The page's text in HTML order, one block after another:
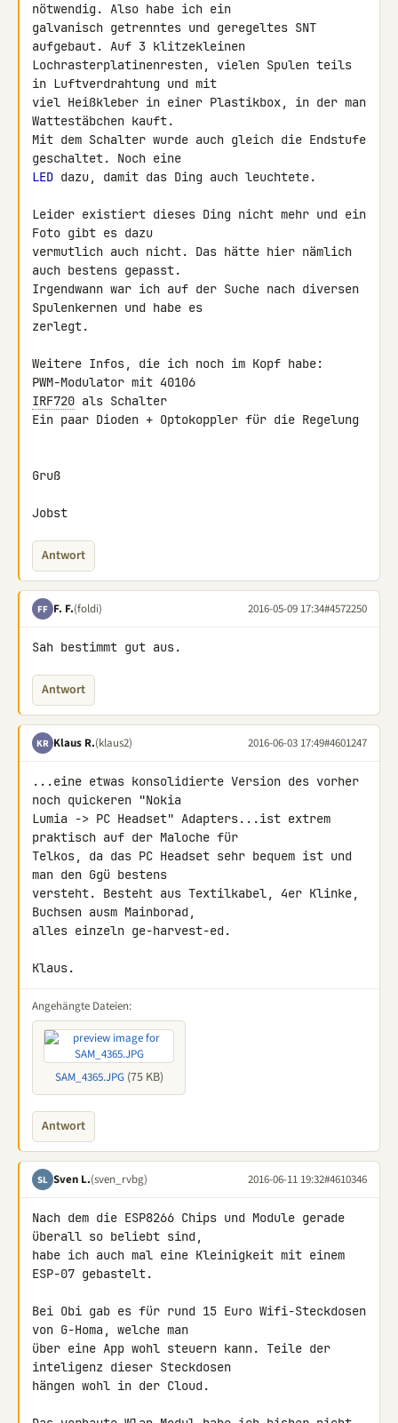
nötwendig. Also habe ich ein
galvanisch getrenntes und geregeltes SNT
aufgebaut. Auf 3 klitzekleinen
Lochrasterplatinenresten, vielen Spulen teils
in Luftverdrahtung und mit
viel Heißkleber in einer Plastikbox, in der man
Wattestäbchen kauft.
Mit dem Schalter wurde auch gleich die Endstufe
LED dazu, damit das Ding auch leuchtete.
Leider existiert dieses Ding nicht mehr und ein
Foto gibt es dazu
vermutlich auch nicht. Das hätte hier nämlich
auch bestens gepasst.
Irgendwann war ich auf der Suche nach diversen
Spulenkernen und habe es
zerlegt.
Weitere Infos, die ich noch im Kopf habe:
IRF720 als Schalter
Ein paar Dioden + Optokoppler für die Regelung
Gruß
Jobst
Antwort
FF F. F.(foldi) 2016-05-09 17:34#4572250
Sah bestimmt gut aus.
Antwort
KR Klaus R.(klaus2) 2016-06-03 17:49#4601247
...eine etwas konsolidierte Version des vorher
noch quickeren "Nokia
Lumia -> PC Headset" Adapters...ist extrem
praktisch auf der Maloche für
Telkos, da das PC Headset sehr bequem ist und
man den Ggü bestens
versteht. Besteht aus Textilkabel, 4er Klinke,
Buchsen ausm Mainborad,
alles einzeln ge-harvest-ed.
Klaus.
Angehängte Dateien:
SAM_4365.JPG(75 KB)
Antwort
SL Sven L.(sven_rvbg) 2016-06-11 19:32#4610346
Nach dem die ESP8266 Chips und Module gerade
überall so beliebt sind,
habe ich auch mal eine Kleinigkeit mit einem
ESP-07 gebastelt.
Bei Obi gab es für rund 15 Euro Wifi-Steckdosen
von G-Homa, welche man
über eine App wohl steuern kann. Teile der
inteligenz dieser Steckdosen
hängen wohl in der Cloud.